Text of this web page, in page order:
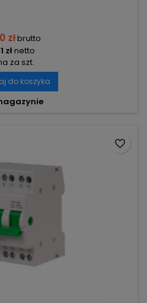
złbrutto
złnetto
za szt.
do koszyka
favorite_border